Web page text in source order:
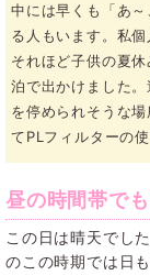
中には早くも「あ
る人もいます。私
それほど子供の夏
泊で出かけました
を停められそうな
てPLフィルターの
昼の時間帯で
この日は晴天でし
のこの時期では日